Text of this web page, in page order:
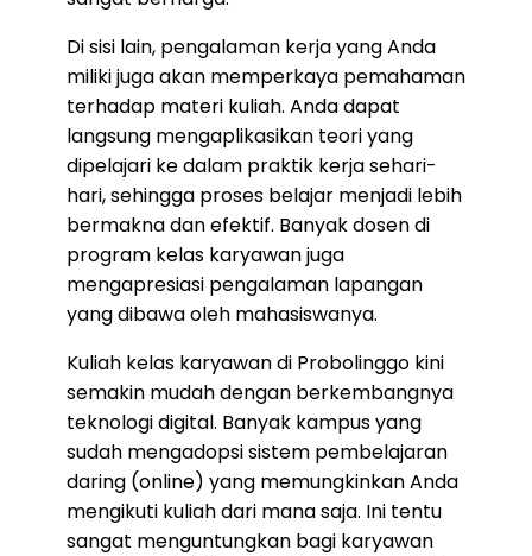
Di sisi lain, pengalaman kerja yang Anda
miliki juga akan memperkaya pemahaman
terhadap materi kuliah. Anda dapat
langsung mengaplikasikan teori yang
dipelajari ke dalam praktik kerja sehari-
hari, sehingga proses belajar menjadi lebih
bermakna dan efektif. Banyak dosen di
program kelas karyawan juga
mengapresiasi pengalaman lapangan
yang dibawa oleh mahasiswanya.
Kuliah kelas karyawan di Probolinggo kini
semakin mudah dengan berkembangnya
teknologi digital. Banyak kampus yang
sudah mengadopsi sistem pembelajaran
daring (online) yang memungkinkan Anda
mengikuti kuliah dari mana saja. Ini tentu
sangat menguntungkan bagi karyawan